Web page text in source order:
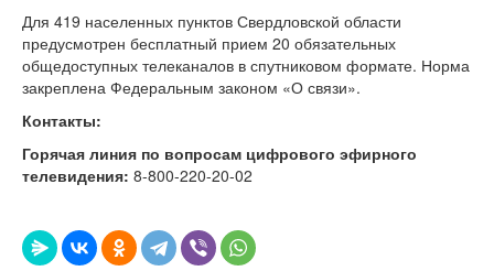
Для 419 населенных пунктов Свердловской области
предусмотрен бесплатный прием 20 обязательных
общедоступных телеканалов в спутниковом формате. Норма
закреплена Федеральным законом «О связи».
Контакты:
Горячая линия по вопросам цифрового эфирного
телевидения: 8-800-220-20-02